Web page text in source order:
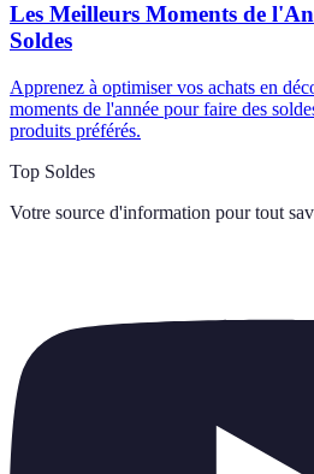
Les Meilleurs Moments de
Soldes
Apprenez à optimiser vos achats en
moments de l'année pour faire des
produits préférés.
Top Soldes
Votre source d'information pour tout